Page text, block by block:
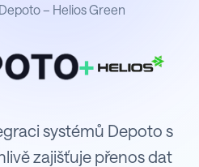
Depoto – Helios Green
+
s Helios Green
systémů Depoto s
zajišťuje přenos dat